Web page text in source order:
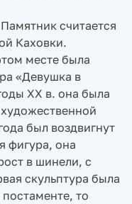
считается
Каховки.
месте была
«Девушка в
XX в. она была
был воздвигнут
фигура, она
в шинели, с
скульптура была
то